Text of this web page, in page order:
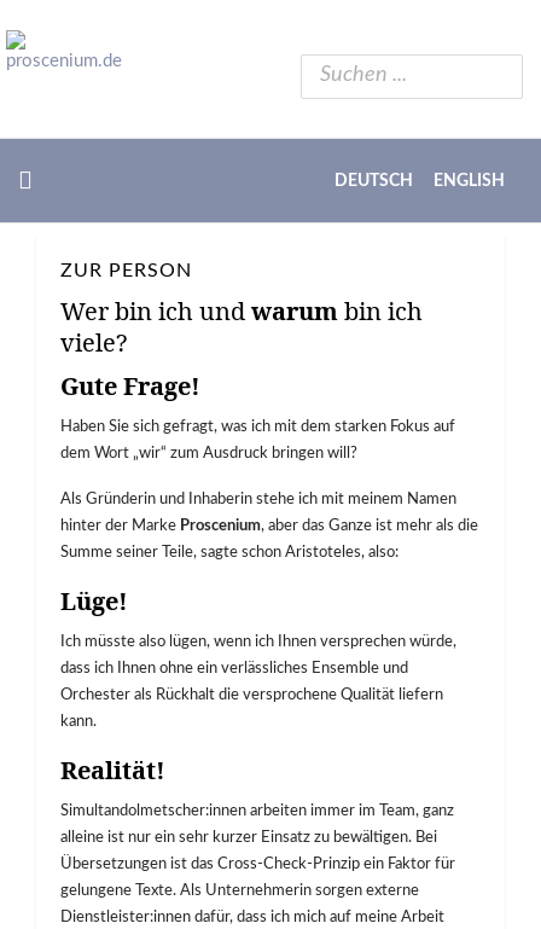
DEUTSCH ENGLISH
ZUR PERSON
Wer bin ich undwarumbin ich
viele?
Gute Frage!
Haben Sie sich gefragt, was ich mit dem starken Fokus auf
dem Wort „wir“ zum Ausdruck bringen will?
Als Gründerin und Inhaberin stehe ich mit meinem Namen
hinter der Marke Proscenium, aber das Ganze ist mehr als die
Summe seiner Teile, sagte schon Aristoteles, also:
Lüge!
Ich müsste also lügen, wenn ich Ihnen versprechen würde,
dass ich Ihnen ohne ein verlässliches Ensemble und
Orchester als Rückhalt die versprochene Qualität liefern
kann.
Realität!
Simultandolmetscher:innen arbeiten immer im Team, ganz
alleine ist nur ein sehr kurzer Einsatz zu bewältigen. Bei
Übersetzungen ist das Cross-Check-Prinzip ein Faktor für
gelungene Texte. Als Unternehmerin sorgen externe
Dienstleister:innen dafür, dass ich mich auf meine Arbeit